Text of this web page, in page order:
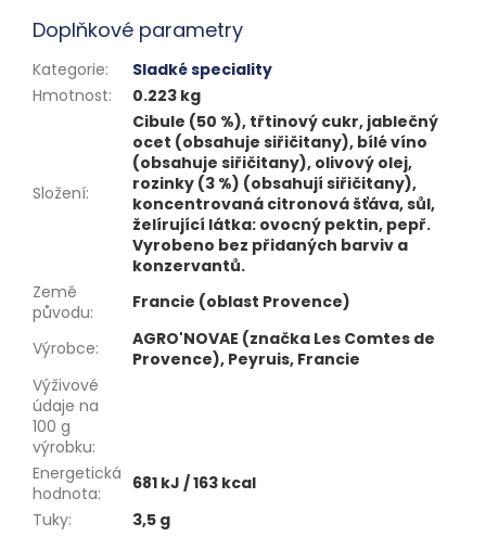
Doplňkové parametry
Kategorie:
Sladké speciality
Hmotnost: 0.223 kg
Složení:
Cibule (50 %), třtinový cukr, jablečný
ocet (obsahuje siřičitany), bílé víno
(obsahuje siřičitany), olivový olej,
rozinky (3 %) (obsahují siřičitany),
koncentrovaná citronová šťáva, sůl,
želírující látka: ovocný pektin, pepř.
Vyrobeno bez přidaných barviv a
konzervantů.
Země
původu: Francie (oblast Provence)
Výrobce:
AGRO'NOVAE (značka Les Comtes de
Provence), Peyruis, Francie
Výživové
údaje na
100 g
výrobku:
Energetická
hodnota:
681 kJ / 163 kcal
Tuky:
3,5 g